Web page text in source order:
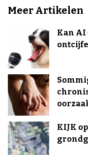
Meer Artikelen
Kan AI
KIJK